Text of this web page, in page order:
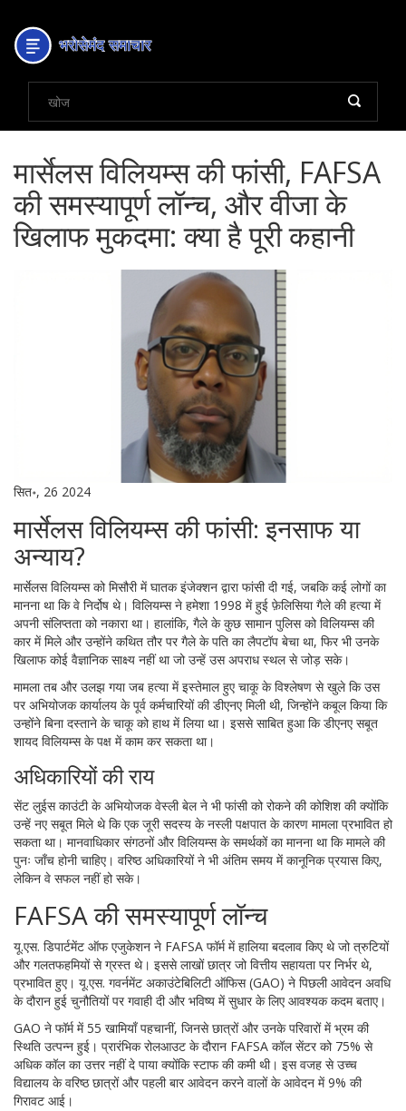
मार्सेलस विलियम्स की फांसी, FAFSA
की समस्यापूर्ण लॉन्च, और वीजा के
खिलाफ मुकदमा: क्या है पूरी कहानी
सित॰, 26 2024
मार्सेलस विलियम्स की फांसी: इनसाफ या
अन्याय?
मार्सेलस विलियम्स को मिसौरी में घातक इंजेक्शन द्वारा फांसी दी गई, जबकि कई लोगों का
मानना था कि वे निर्दोष थे। विलियम्स ने हमेशा 1998 में हुई फ़ेलिसिया गैले की हत्या में
अपनी संलिप्तता को नकारा था। हालांकि, गैले के कुछ सामान पुलिस को विलियम्स की
कार में मिले और उन्होंने कथित तौर पर गैले के पति का लैपटॉप बेचा था, फिर भी उनके
खिलाफ कोई वैज्ञानिक साक्ष्य नहीं था जो उन्हें उस अपराध स्थल से जोड़ सके।
मामला तब और उलझ गया जब हत्या में इस्तेमाल हुए चाकू के विश्लेषण से खुले कि उस
पर अभियोजक कार्यालय के पूर्व कर्मचारियों की डीएनए मिली थी, जिन्होंने कबूल किया कि
उन्होंने बिना दस्ताने के चाकू को हाथ में लिया था। इससे साबित हुआ कि डीएनए सबूत
शायद विलियम्स के पक्ष में काम कर सकता था।
अधिकारियों की राय
सेंट लुईस काउंटी के अभियोजक वेस्ली बेल ने भी फांसी को रोकने की कोशिश की क्योंकि
उन्हें नए सबूत मिले थे कि एक जूरी सदस्य के नस्ली पक्षपात के कारण मामला प्रभावित हो
सकता था। मानवाधिकार संगठनों और विलियम्स के समर्थकों का मानना था कि मामले की
पुनः जाँच होनी चाहिए। वरिष्ठ अधिकारियों ने भी अंतिम समय में कानूनिक प्रयास किए,
लेकिन वे सफल नहीं हो सके।
FAFSA की समस्यापूर्ण लॉन्च
यू.एस. डिपार्टमेंट ऑफ एजुकेशन ने FAFSA फॉर्म में हालिया बदलाव किए थे जो त्रुटियों
और गलतफहमियों से ग्रस्त थे। इससे लाखों छात्र जो वित्तीय सहायता पर निर्भर थे,
प्रभावित हुए। यू.एस. गवर्नमेंट अकाउंटेबिलिटी ऑफिस (GAO) ने पिछली आवेदन अवधि
के दौरान हुई चुनौतियों पर गवाही दी और भविष्य में सुधार के लिए आवश्यक कदम बताए।
GAO ने फॉर्म में 55 खामियाँ पहचानीं, जिनसे छात्रों और उनके परिवारों में भ्रम की
स्थिति उत्पन्न हुई। प्रारंभिक रोलआउट के दौरान FAFSA कॉल सेंटर को 75% से
अधिक कॉल का उत्तर नहीं दे पाया क्योंकि स्टाफ की कमी थी। इस वजह से उच्च
विद्यालय के वरिष्ठ छात्रों और पहली बार आवेदन करने वालों के आवेदन में 9% की
गिरावट आई।